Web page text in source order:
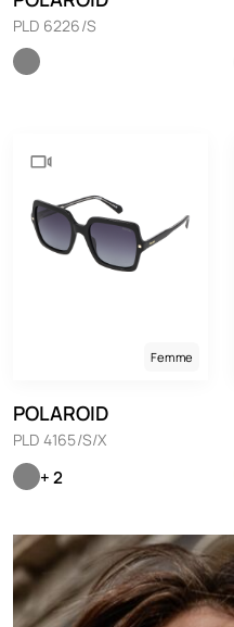
PLD 6226/S
Femme
POLAROID
PLD 4165/S/X
+ 2